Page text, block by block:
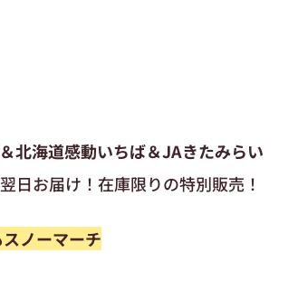
北海道感動いちば＆JAきたみらい
日お届け！在庫限りの特別販売！
ノーマーチ